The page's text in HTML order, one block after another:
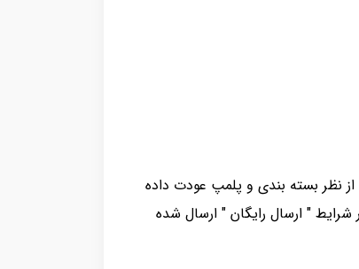
نظر بسته بندی و پلمپ عودت داده
" ارسال رایگان " ارسال شده